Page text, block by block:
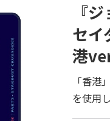
『
セイ
港
「香港
を使用